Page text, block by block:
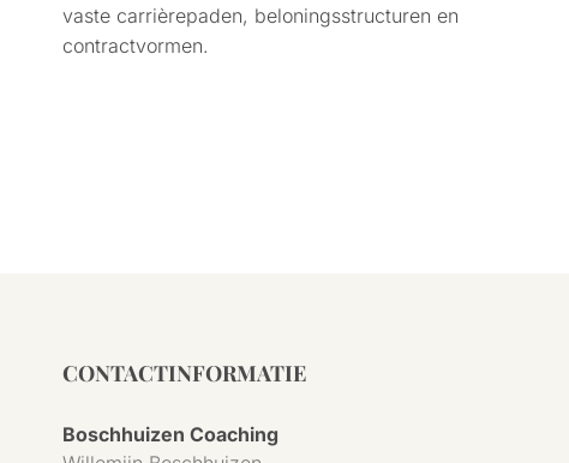
vaste carrièrepaden, beloningsstructuren en
contractvormen.
CONTACTINFORMATIE
Boschhuizen Coaching